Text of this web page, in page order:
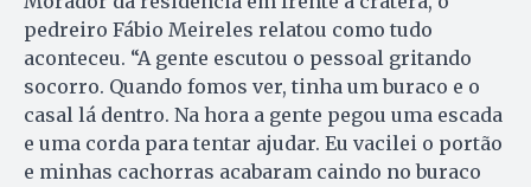
pedreiro Fábio Meireles relatou como tudo
aconteceu. “A gente escutou o pessoal gritando
socorro. Quando fomos ver, tinha um buraco e o
casal lá dentro. Na hora a gente pegou uma escada
e uma corda para tentar ajudar. Eu vacilei o portão
e minhas cachorras acabaram caindo no buraco